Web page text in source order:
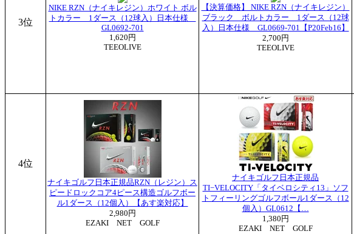
3位
NIKE RZN（ナイキレジン）ホワイト ボル
トカラー 1ダース（12球入）日本仕様
GL0692-701
1,620円
TEEOLIVE
【決算価格】 NIKE RZN（ナイキレジン）
ブラック ボルトカラー 1ダース（12球
入）日本仕様 GL0669-701【P20Feb16】
2,700円
TEEOLIVE
4位
ナイキゴルフ日本正規品RZN（レジン）ス
ピードロックコア4ピース構造ゴルフボー
ル1ダース（12個入）【あす楽対応】
2,980円
EZAKI NET GOLF
ナイキゴルフ日本正規品
TI−VELOCITY「タイベロシティ13」ソフ
トフィーリングゴルフボール1ダース（12
個入）GL0612【…
1,380円
EZAKI NET GOLF